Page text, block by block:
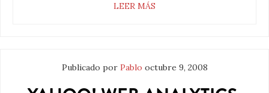
LEER MÁS
Publicado por Pablo octubre 9, 2008